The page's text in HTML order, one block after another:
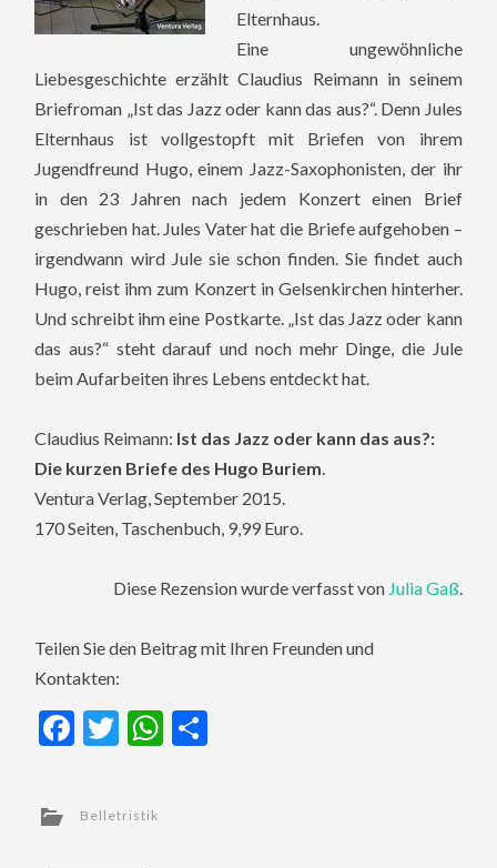
Elternhaus.
Eine ungewöhnliche
Liebesgeschichte erzählt Claudius Reimann in seinem
Briefroman „Ist das Jazz oder kann das aus?“. Denn Jules
Elternhaus ist vollgestopft mit Briefen von ihrem
Jugendfreund Hugo, einem Jazz-Saxophonisten, der ihr
in den 23 Jahren nach jedem Konzert einen Brief
geschrieben hat. Jules Vater hat die Briefe aufgehoben –
irgendwann wird Jule sie schon finden. Sie findet auch
Hugo, reist ihm zum Konzert in Gelsenkirchen hinterher.
Und schreibt ihm eine Postkarte. „Ist das Jazz oder kann
das aus?“ steht darauf und noch mehr Dinge, die Jule
beim Aufarbeiten ihres Lebens entdeckt hat.
Claudius Reimann: Ist das Jazz oder kann das aus?:
Die kurzen Briefe des Hugo Buriem.
Ventura Verlag, September 2015.
170 Seiten, Taschenbuch, 9,99 Euro.
Diese Rezension wurde verfasst von Julia Gaß.
Teilen Sie den Beitrag mit Ihren Freunden und
Kontakten:
Facebook
TwitterWhatsApp
Belletristik